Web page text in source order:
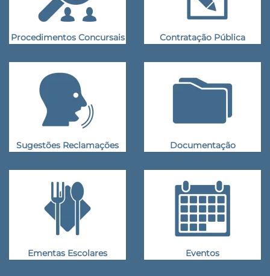
Procedimentos Concursais Contratação Pública
Sugestões Reclamações Documentação
Ementas Escolares Eventos